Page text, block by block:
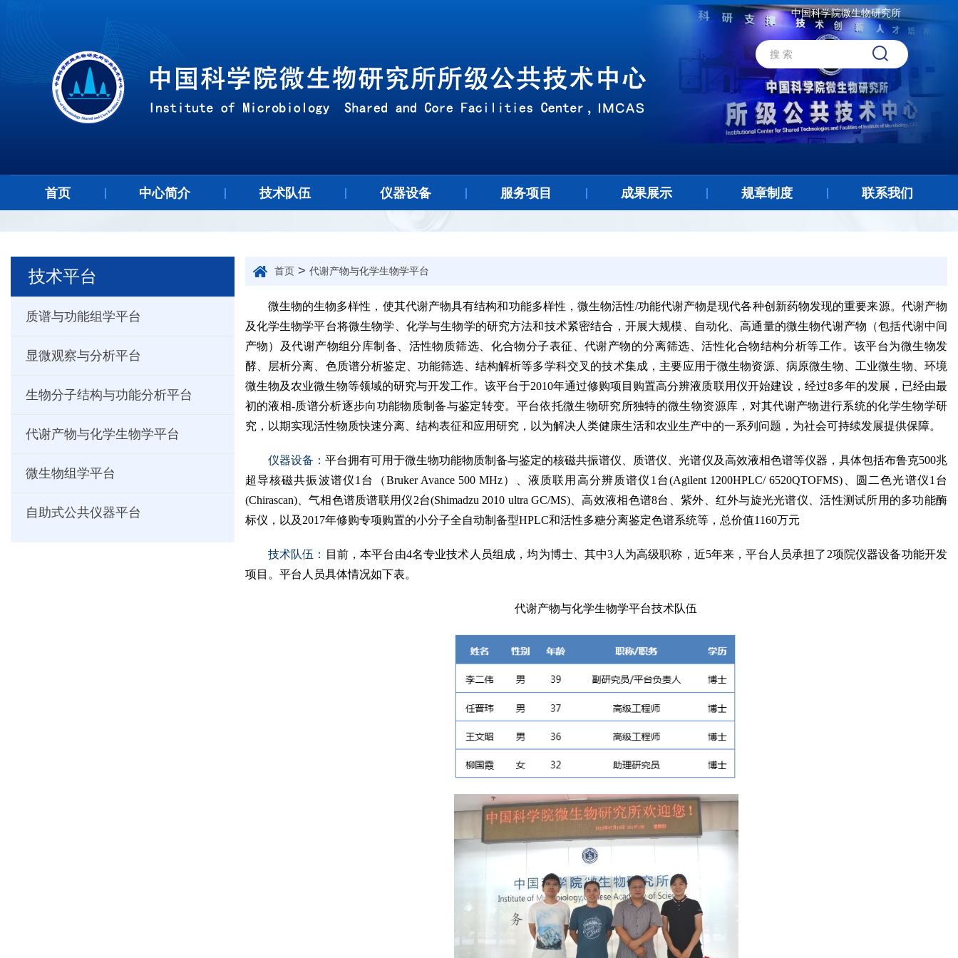
中国科学院微生物研究所
首页 中心简介 技术队伍 仪器设备 服务项目 成果展示 规章制度 联系我们
技术平台
质谱与功能组学平台
显微观察与分析平台
生物分子结构与功能分析平台
代谢产物与化学生物学平台
微生物组学平台
自助式公共仪器平台
首页 > 代谢产物与化学生物学平台
微生物的生物多样性，使其代谢产物具有结构和功能多样性，微生物活性/功能代谢产物是现代各种创新药物发现的重要来源。代谢产物
及化学生物学平台将微生物学、化学与生物学的研究方法和技术紧密结合，开展大规模、自动化、高通量的微生物代谢产物（包括代谢中间
产物）及代谢产物组分库制备、活性物质筛选、化合物分子表征、代谢产物的分离筛选、活性化合物结构分析等工作。该平台为微生物发
酵、层析分离、色质谱分析鉴定、功能筛选、结构解析等多学科交叉的技术集成，主要应用于微生物资源、病原微生物、工业微生物、环境
微生物及农业微生物等领域的研究与开发工作。该平台于2010年通过修购项目购置高分辨液质联用仪开始建设，经过8多年的发展，已经由最
初的液相-质谱分析逐步向功能物质制备与鉴定转变。平台依托微生物研究所独特的微生物资源库，对其代谢产物进行系统的化学生物学研
究，以期实现活性物质快速分离、结构表征和应用研究，以为解决人类健康生活和农业生产中的一系列问题，为社会可持续发展提供保障。
仪器设备： 平台拥有可用于微生物功能物质制备与鉴定的核磁共振谱仪、质谱仪、光谱仪及高效液相色谱等仪器，具体包括布鲁克500兆
超导核磁共振波谱仪1 台（Bruker Avance 500 MHz）、液质联用高分辨质谱仪 1 台(Agilent 1200HPLC/ 6520QTOFMS) 、圆二色光谱仪1 台
(Chirascan)、气相色谱质谱联用仪2台(Shimadzu 2010 ultra GC/MS)、高效液相色谱8台、紫外、红外与旋光光谱仪、活性测试所用的多功能酶
标仪，以及 2017年修购专项购置的小分子全自动制备型HPLC和活性多糖分离鉴定色谱系统等，总价值1160万元
技术队伍： 目前，本平台由4名专业技术人员组成，均为博士、其中3 人为高级职称，近5年来，平台人员承担了 2项院仪器设备功能开发
项目。平台人员具体情况如下表。
代谢产物与化学生物学平台技术队伍